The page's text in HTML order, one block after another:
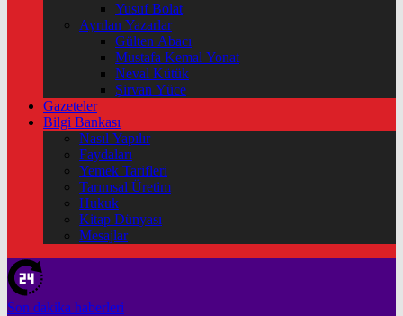
Yusuf Bolat
Ayrılan Yazarlar
Gülten Abacı
Mustafa Kemal Yonat
Neval Kütük
Şirvan Yüce
Gazeteler
Bilgi Bankası
Nasıl Yapılır
Faydaları
Yemek Tarifleri
Tarımsal Üretim
Hukuk
Kitap Dünyası
Mesajlar
Son dakika haberleri